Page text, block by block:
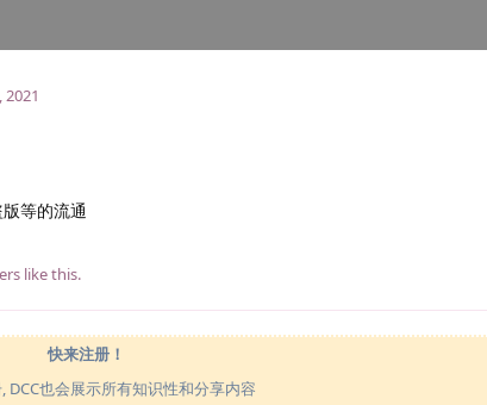
2021
等的流通
like this.
快来注册！
DCC也会展示所有知识性和分享内容